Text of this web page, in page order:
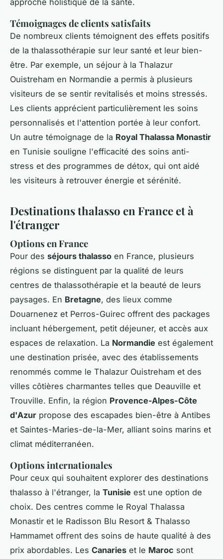
Témoignages de clients satisfaits
De nombreux clients témoignent des effets positifs
de la thalassothérapie sur leur santé et leur bien-
être. Par exemple, un séjour à la Thalazur
Ouistreham en Normandie a permis à plusieurs
visiteurs de se sentir revitalisés et moins stressés.
Les clients apprécient particulièrement les soins
personnalisés et l'attention portée à leur confort.
Un autre témoignage de la Royal Thalassa Monastir
en Tunisie souligne l'efficacité des soins anti-
stress et des programmes de détox, qui ont aidé
les visiteurs à retrouver énergie et sérénité.
Destinations thalasso en France et à
l'étranger
Options en France
Pour des séjours thalasso en France, plusieurs
régions se distinguent par la qualité de leurs
centres de thalassothérapie et la beauté de leurs
paysages. En Bretagne, des lieux comme
Douarnenez et Perros-Guirec offrent des packages
incluant hébergement, petit déjeuner, et accès aux
espaces de relaxation. La Normandie est également
une destination prisée, avec des établissements
renommés comme le Thalazur Ouistreham et des
villes côtières charmantes telles que Deauville et
Trouville. Enfin, la région Provence-Alpes-Côte
d'Azur propose des escapades bien-être à Antibes
et Saintes-Maries-de-la-Mer, alliant soins marins et
climat méditerranéen.
Options internationales
Pour ceux qui souhaitent explorer des destinations
thalasso à l'étranger, la Tunisie est une option de
choix. Des centres comme le Royal Thalassa
Monastir et le Radisson Blu Resort & Thalasso
Hammamet offrent des soins de haute qualité à des
prix abordables. Les Canaries et le Maroc sont